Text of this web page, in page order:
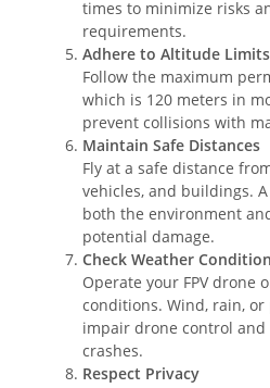
times to minimize risks
requirements.
Adhere to Altitude Limits
Follow the maximum
which is 120 meters in
prevent collisions with
Maintain Safe Distances
Fly at a safe distance
vehicles, and buildings.
both the environment
potential damage.
Check Weather
Operate your FPV drone
conditions. Wind, rain,
impair drone control
crashes.
Respect Privacy